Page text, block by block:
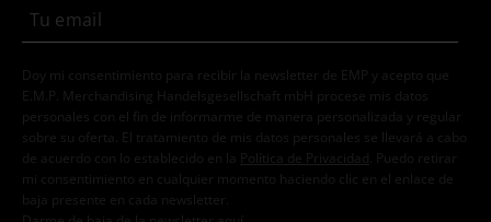
Doy mi consentimiento para recibir la newsletter de EMP y acepto que
E.M.P. Merchandising Handelsgesellschaft mbH procese mis datos
personales con el fin de informarme de manera personalizada y regular
sobre su oferta. El tratamiento de mis datos personales se llevará a cabo
de acuerdo con lo establecido en la
Política de Privacidad . Puedo retirar
mi consentimiento en cualquier momento haciendo clic en el enlace de
baja presente en cada newsletter.